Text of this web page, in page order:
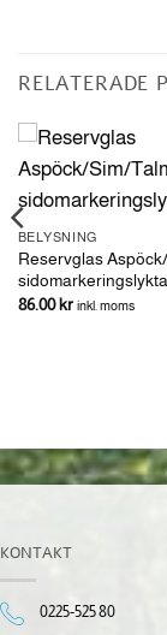
RELATERADE
BELYSNING
Reservglas
sidomarkeringslykta
86.00kr inkl. moms
KONTAKT
0225-525 80